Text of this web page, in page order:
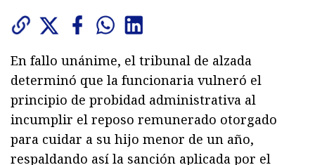
En fallo unánime, el tribunal de alzada
determinó que la funcionaria vulneró el
principio de probidad administrativa al
incumplir el reposo remunerado otorgado
para cuidar a su hijo menor de un año,
respaldando así la sanción aplicada por el